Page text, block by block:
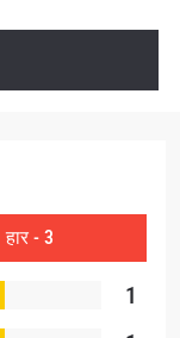
हार - 3
1
Sign up now
offers
our live